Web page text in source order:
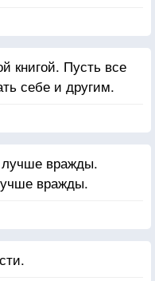
книгой. Пусть все
себе и другим.
лучше вражды.
вражды.